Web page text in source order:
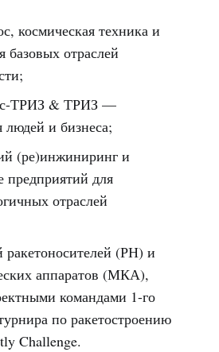
космическая техника и
базовых отраслей
ТРИЗ & ТРИЗ —
людей и бизнеса;
(ре)инжиниринг и
предприятий для
отраслей
ракетоносителей (РН) и
аппаратов (МКА),
командами 1-го
по ракетостроению
Challenge.